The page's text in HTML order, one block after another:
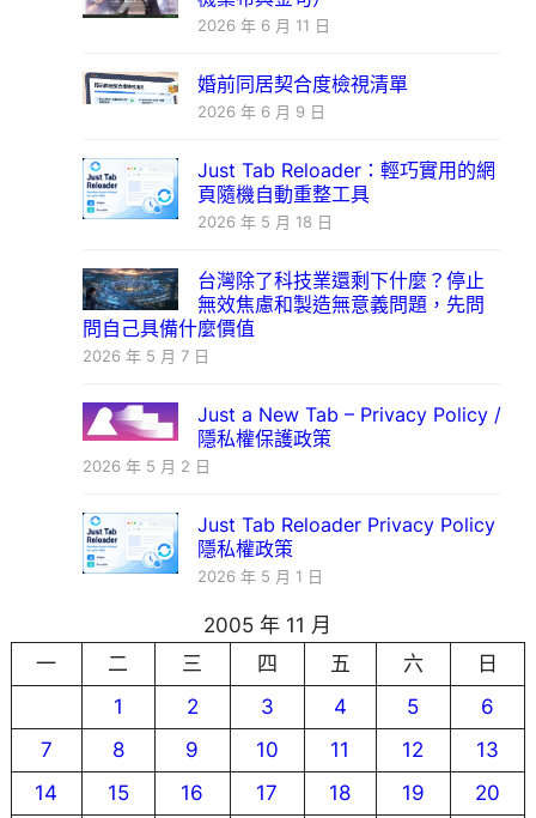
2026 年 6 月 11 日
婚前同居契合度檢視清單
2026 年 6 月 9 日
Just Tab Reloader：輕巧實用的網
頁隨機自動重整工具
2026 年 5 月 18 日
台灣除了科技業還剩下什麼？停止
無效焦慮和製造無意義問題，先問
問自己具備什麼價值
2026 年 5 月 7 日
Just a New Tab – Privacy Policy /
隱私權保護政策
2026 年 5 月 2 日
Just Tab Reloader Privacy Policy
隱私權政策
2026 年 5 月 1 日
2005 年 11 月
一
二 三 四 五 六
日
1
2 3 4 5
6
7
8 9 10 11 12
13
14
15 16 17 18 19
20